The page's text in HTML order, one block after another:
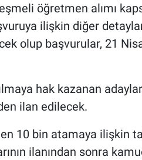
öğretmen alımı
ilişkin diğer
olup başvurular, 21
hak kazanan
ilan edilecek.
10 bin atamaya ilişkin
ilanından sonra